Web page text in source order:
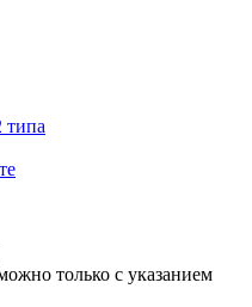
типа
только с указанием